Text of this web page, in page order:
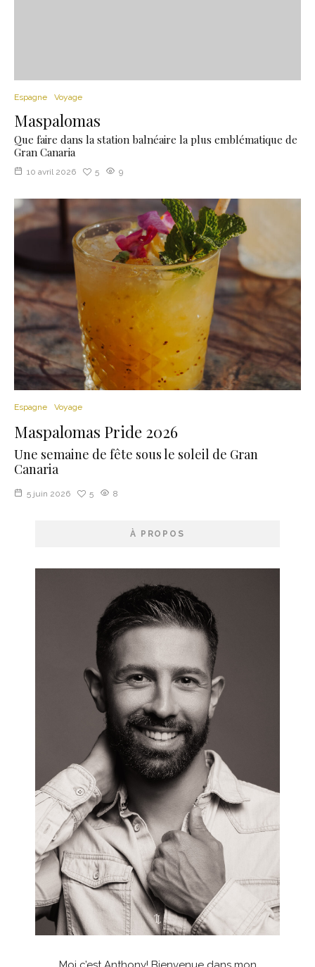
Espagne Voyage
Maspalomas
Que faire dans la station balnéaire la plus emblématique de
Gran Canaria
10 avril 2026 5 9
Espagne Voyage
Maspalomas Pride 2026
Une semaine de fête sous le soleil de Gran
Canaria
5 juin 2026 5 8
À PROPOS